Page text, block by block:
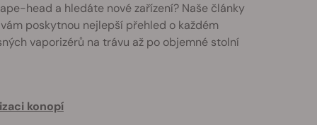
head a hledáte nové zařízení? Naše články
poskytnou nejlepší přehled o každém
vaporizérů na trávu až po objemné stolní
konopí